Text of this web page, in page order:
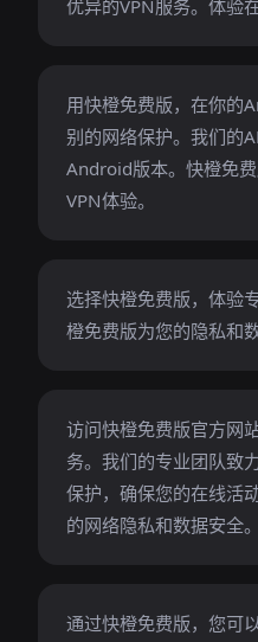
优异的VPN服务。体验
用快橙免费版，在你的
别的网络保护。我们的
Android版本。快橙免
VPN体验。
选择快橙免费版，体验
橙免费版为您的隐私和
访问快橙免费版官方网
务。我们的专业团队致
保护，确保您的在线活
的网络隐私和数据安全。
通过快橙免费版，您可